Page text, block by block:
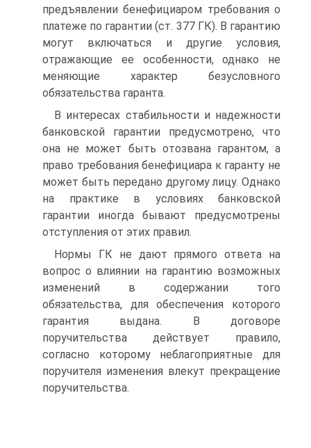
предъявлении бенефициаром требования о
платеже по гарантии (ст. 377 ГК). В гарантию
могут включаться и другие условия,
отражающие ее особенности, однако не
меняющие характер безусловного
обязательства гаранта.
В интересах стабильности и надежности
банковской гарантии предусмотрено, что
она не может быть отозвана гарантом, а
право требования бенефициара к гаранту не
может быть передано другому лицу. Однако
на практике в условиях банковской
гарантии иногда бывают предусмотрены
отступления от этих правил.
Нормы ГК не дают прямого ответа на
вопрос о влиянии на гарантию возможных
изменений в содержании того
обязательства, для обеспечения которого
гарантия выдана. В договоре
поручительства действует правило,
согласно которому неблагоприятные для
поручителя изменения влекут прекращение
поручительства.